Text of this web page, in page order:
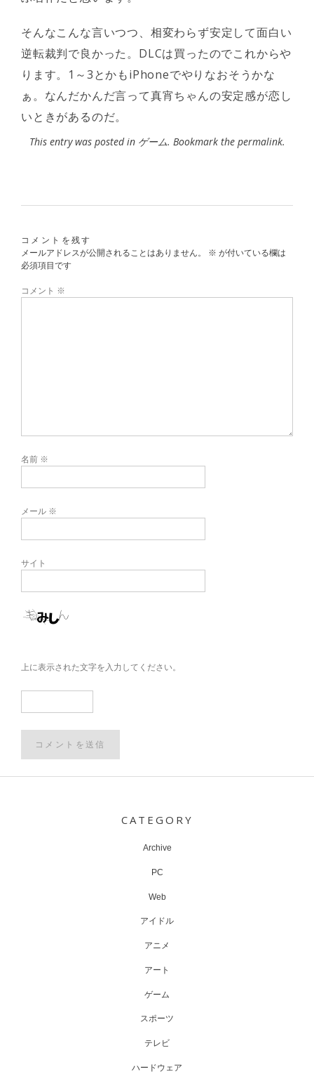
そんなこんな言いつつ、相変わらず安定して面白い
逆転裁判で良かった。DLCは買ったのでこれからや
ります。1～3とかもiPhoneでやりなおそうかな
ぁ。なんだかんだ言って真宵ちゃんの安定感が恋し
いときがあるのだ。
This entry was posted in ゲーム. Bookmark the permalink.
コメントを残す
メールアドレスが公開されることはありません。
※ が付いている欄は
必須項目です
コメント ※
名前 ※
メール ※
サイト
上に表示された文字を入力してください。
CATEGORY
Archive
PC
Web
アイドル
アニメ
アート
ゲーム
スポーツ
テレビ
ハードウェア